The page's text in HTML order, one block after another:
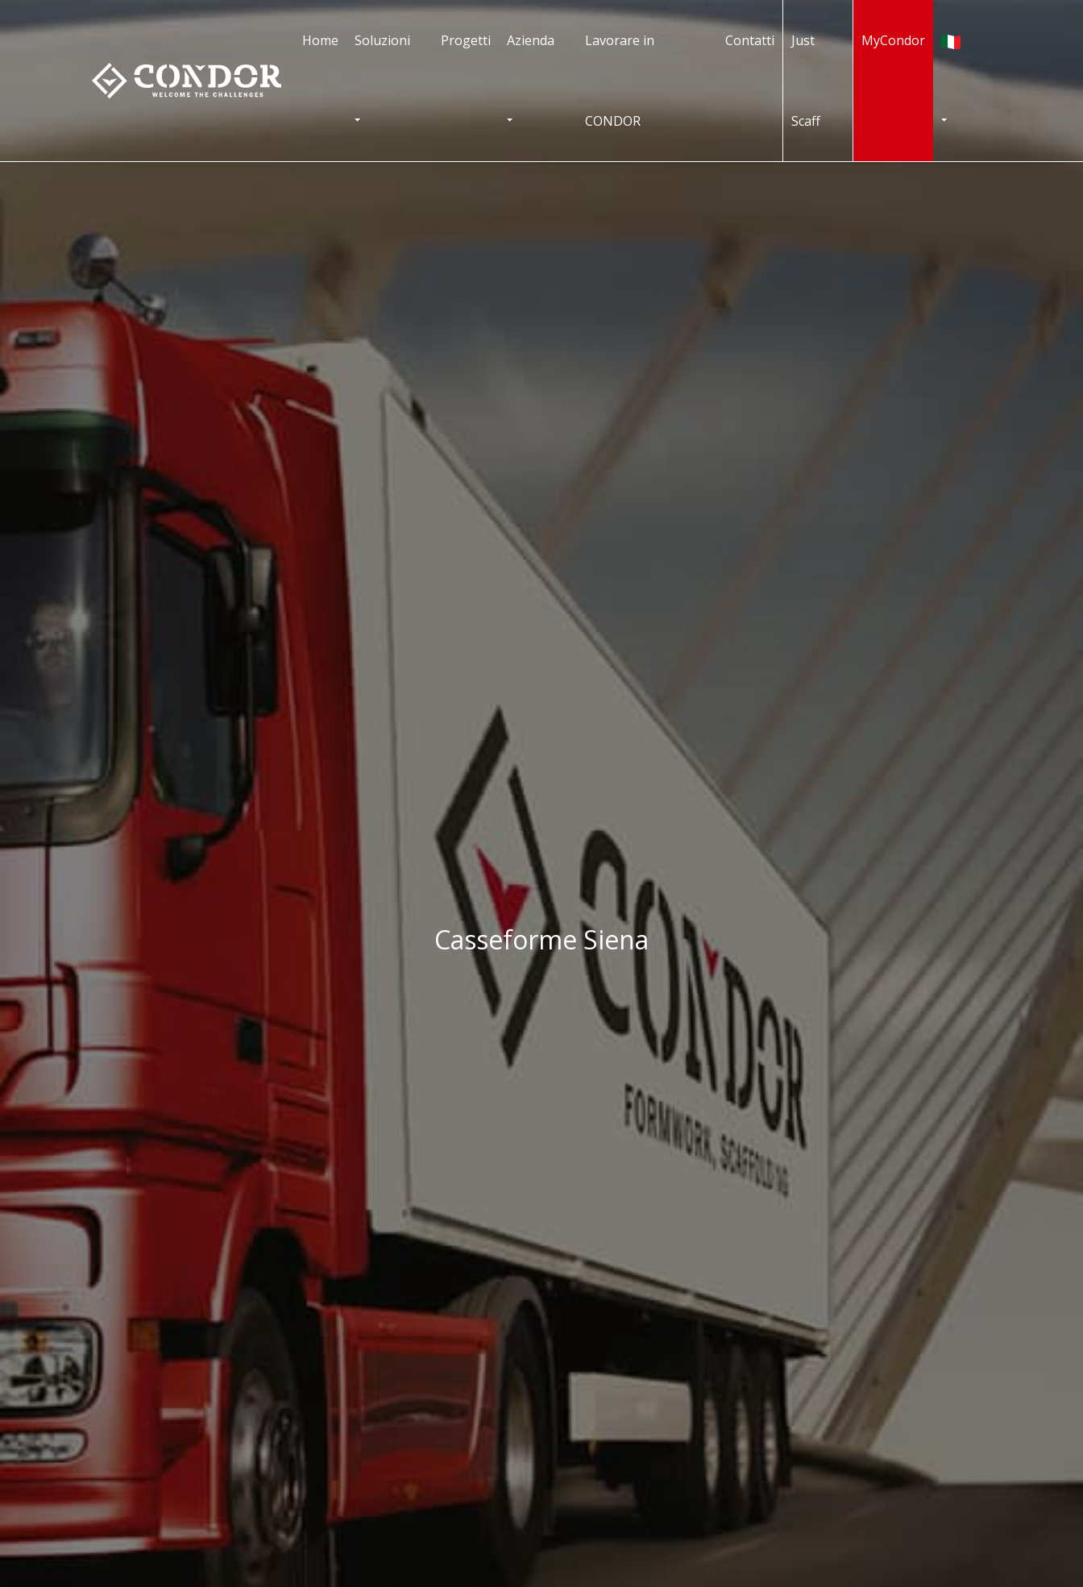
Home Soluzioni
TOGGLE DROPDOWN
Progetti Azienda
TOGGLE DROPDOWN
Lavorare in
CONDOR
Contatti Just
Scaff
MyCondor Italiano
TOGGLE DROPDOWN
Casseforme Siena